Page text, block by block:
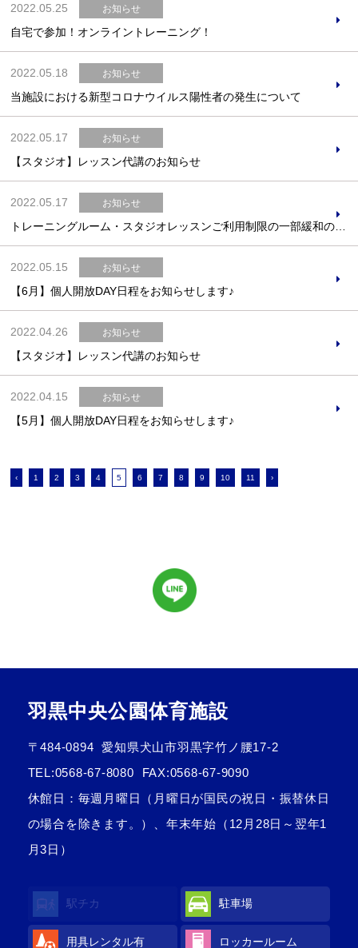
2022.05.25 お知らせ
自宅で参加！オンライントレーニング！
2022.05.18 お知らせ
当施設における新型コロナウイルス陽性者の発生について
2022.05.17 お知らせ
【スタジオ】レッスン代講のお知らせ
2022.05.17 お知らせ
2022.05.15 お知らせ
【6月】個人開放DAY日程をお知らせします♪
2022.04.26 お知らせ
【スタジオ】レッスン代講のお知らせ
2022.04.15 お知らせ
【5月】個人開放DAY日程をお知らせします♪
‹ 1 2 3 4 5 6 7 8 9 10 11 ›
羽黒中央公園体育施設
〒484-0894
愛知県犬山市羽黒字竹ノ腰17-2
TEL:0568-67-8080
FAX:0568-67-9090
休館日：毎週月曜日（月曜日が国民の祝日・振替休日
の場合を除きます。）、年末年始（12月28日～翌年1
月3日）
駅チカ 駐車場
用具レンタル有 ロッカールーム